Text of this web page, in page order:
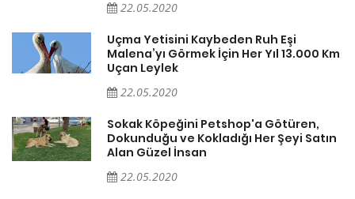
22.05.2020
Uçma Yetisini Kaybeden Ruh Eşi
Malena’yı Görmek İçin Her Yıl 13.000 Km
Uçan Leylek
22.05.2020
Sokak Köpeğini Petshop'a Götüren,
Dokunduğu ve Kokladığı Her Şeyi Satın
Alan Güzel İnsan
22.05.2020